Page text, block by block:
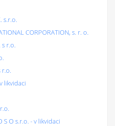
s.r.o.
CORPORATION, s. r. o.
s r.o.
r.o.
likvidaci
S O s.r.o. - v likvidaci